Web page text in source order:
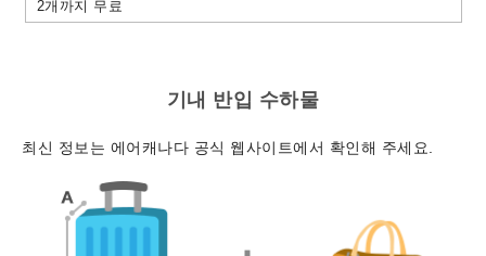
2개까지 무료
기내 반입 수하물
최신 정보는 에어캐나다 공식 웹사이트에서 확인해 주세요.